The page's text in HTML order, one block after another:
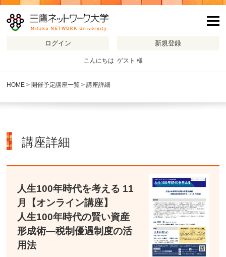
こんにちは ゲスト 様
HOME > 開催予定講座一覧 > 講座詳細
講座詳細
人生100年時代を考える 11
月【オンライン講座】
人生100年時代の賢い資産
形成術―税制優遇制度の活
用法